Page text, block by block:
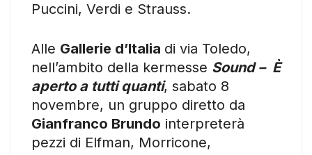
Puccini, Verdi e Strauss.
Alle Gallerie d’Italia di via Toledo,
nell’ambito della kermesse Sound – È
aperto a tutti quanti, sabato 8
novembre, un gruppo diretto da
Gianfranco Brundo interpreterà
pezzi di Elfman, Morricone,